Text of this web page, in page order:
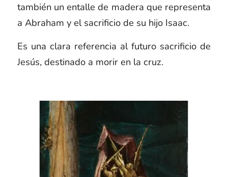
también un entalle de madera que representa
a Abraham y el sacrificio de su hijo Isaac.
Es una clara referencia al futuro sacrificio de
Jesús, destinado a morir en la cruz.